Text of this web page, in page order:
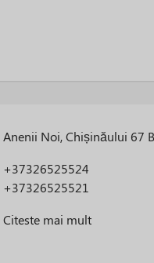
Anenii Noi, Chișinăului 67 B
+37326525524
+37326525521
Citeste mai mult